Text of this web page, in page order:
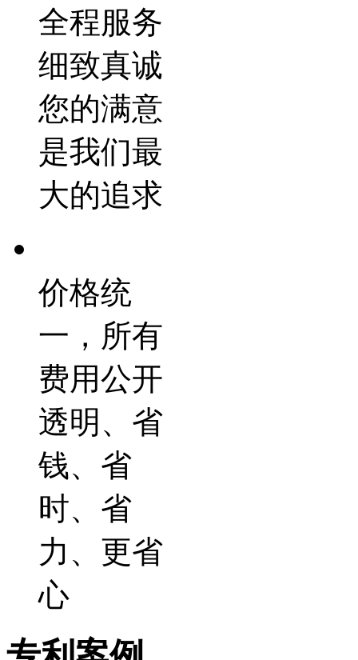
全程服务
细致真诚
您的满意
是我们最
大的追求
价格统
一，所有
费用公开
透明、省
钱、省
时、省
力、更省
心